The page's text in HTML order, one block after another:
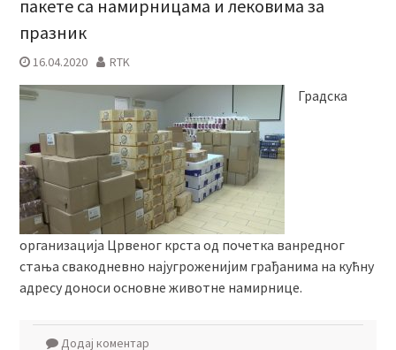
пакете са намирницама и лековима за
празник
16.04.2020 RTK
Градска
организација Црвеног крста од почетка ванредног
стања свакодневно најугроженијим грађанима на кућну
адресу доноси основне животне намирнице.
Додај коментар